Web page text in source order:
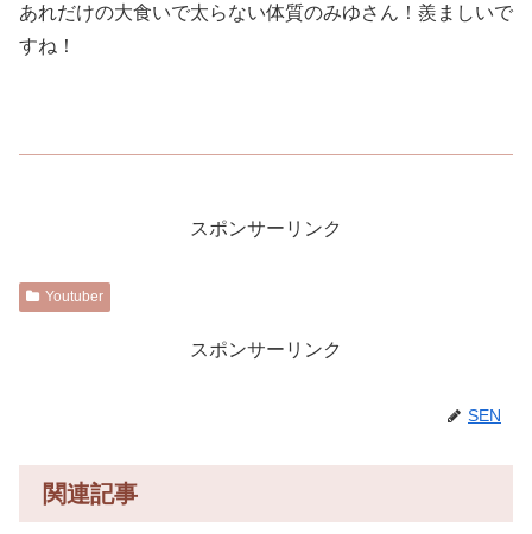
あれだけの大食いで太らない体質のみゆさん！羨ましいで
すね！
スポンサーリンク
Youtuber
スポンサーリンク
SEN
関連記事